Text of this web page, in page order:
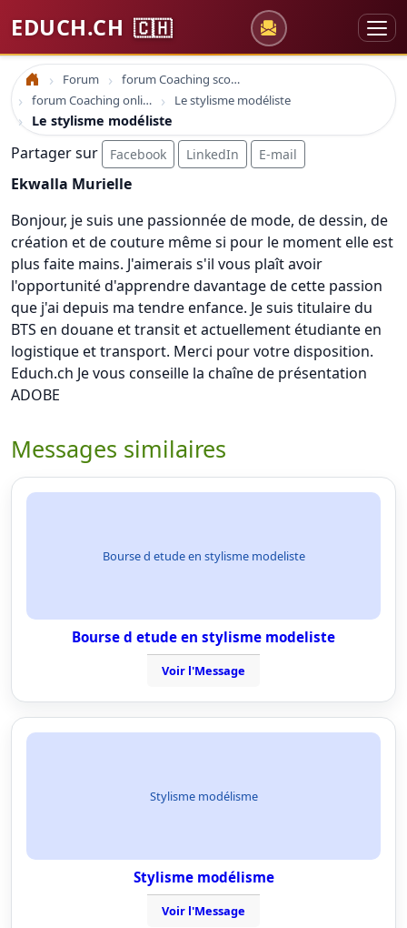
EDUCH.CH 🇨🇭
Accueil Forum
forum Coaching scolaire
forum Coaching online formation professionelle emploi education
Le stylisme modéliste
Le stylisme modéliste
Partager sur Facebook LinkedIn E-mail
Ekwalla Murielle
Bonjour, je suis une passionnée de mode, de dessin, de
création et de couture même si pour le moment elle est
plus faite mains. J'aimerais s'il vous plaît avoir
l'opportunité d'apprendre davantage de cette passion
que j'ai depuis ma tendre enfance. Je suis titulaire du
BTS en douane et transit et actuellement étudiante en
logistique et transport. Merci pour votre disposition.
Educh.ch Je vous conseille la chaîne de présentation
ADOBE
Messages similaires
Bourse d etude en stylisme modeliste
Bourse d etude en stylisme modeliste
Voir l'Message
Stylisme modélisme
Stylisme modélisme
Voir l'Message